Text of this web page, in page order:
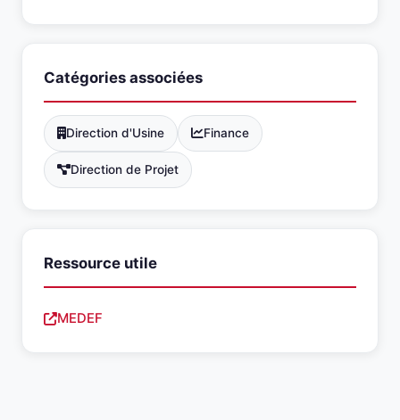
Catégories associées
Direction d'Usine Finance
Direction de Projet
Ressource utile
MEDEF